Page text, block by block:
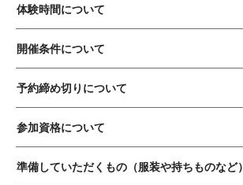
体験時間について
開催条件について
予約締め切りについて
参加資格について
準備していただくもの（服装や持ちものなど）